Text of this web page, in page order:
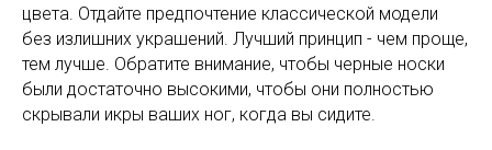
цвета. Отдайте предпочтение классической модели
без излишних украшений. Лучший принцип - чем проще,
тем лучше. Обратите внимание, чтобы черные носки
были достаточно высокими, чтобы они полностью
скрывали икры ваших ног, когда вы сидите.